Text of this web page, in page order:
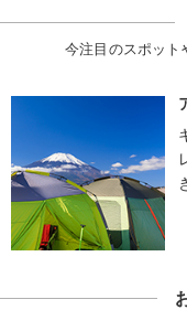
今注目のスポット